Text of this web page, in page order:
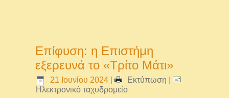
Επίφυση: η Επιστήμη
εξερευνά το «Τρίτο Μάτι»
21 Ιουνίου 2024 | Εκτύπωση
Ηλεκτρονικό ταχυδρομείο